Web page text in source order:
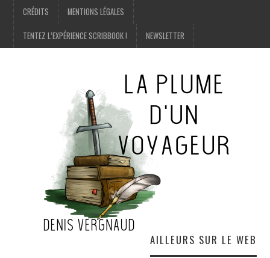
CRÉDITS MENTIONS LÉGALES
TENTEZ L’EXPÉRIENCE SCRIBBOOK ! NEWSLETTER
AILLEURS SUR LE WEB